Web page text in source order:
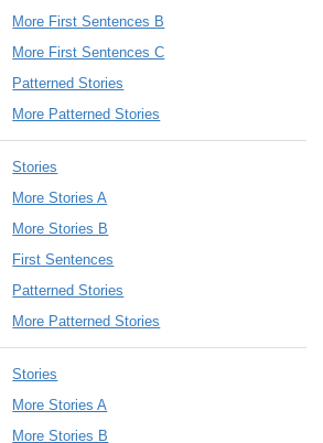
More First Sentences B
More First Sentences C
Patterned Stories
More Patterned Stories
Stories
More Stories A
More Stories B
First Sentences
Patterned Stories
More Patterned Stories
Stories
More Stories A
More Stories B